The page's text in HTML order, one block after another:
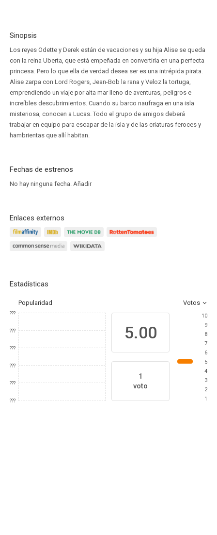
Sinopsis
Los reyes Odette y Derek están de vacaciones y su hija Alise se queda
con la reina Uberta, que está empeñada en convertirla en una perfecta
princesa. Pero lo que ella de verdad desea ser es una intrépida pirata.
Alise zarpa con Lord Rogers, Jean-Bob la rana y Veloz la tortuga,
emprendiendo un viaje por alta mar lleno de aventuras, peligros e
increíbles descubrimientos. Cuando su barco naufraga en una isla
misteriosa, conocen a Lucas. Todo el grupo de amigos deberá
trabajar en equipo para escapar de la isla y de las criaturas feroces y
hambrientas que allí habitan.
Fechas de estrenos
No hay ninguna fecha. Añadir
Enlaces externos
Estadísticas
Popularidad Votos
???
???
???
???
???
???
5.00
1
voto
10
9
8
7
6
5
4
3
2
1